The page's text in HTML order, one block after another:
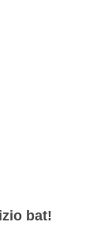
bat!